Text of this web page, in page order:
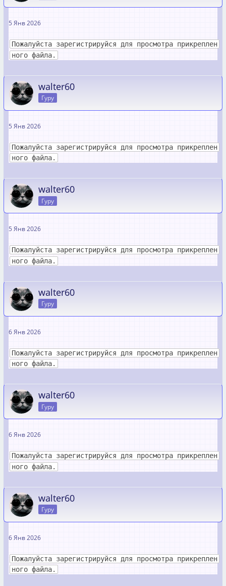
5 Янв 2026
Пожалуйста зарегистрируйся для просмотра прикреплен
ного файла.
walter60
Гуру
5 Янв 2026
Пожалуйста зарегистрируйся для просмотра прикреплен
ного файла.
walter60
Гуру
5 Янв 2026
Пожалуйста зарегистрируйся для просмотра прикреплен
ного файла.
walter60
Гуру
6 Янв 2026
Пожалуйста зарегистрируйся для просмотра прикреплен
ного файла.
walter60
Гуру
6 Янв 2026
Пожалуйста зарегистрируйся для просмотра прикреплен
ного файла.
walter60
Гуру
6 Янв 2026
Пожалуйста зарегистрируйся для просмотра прикреплен
ного файла.